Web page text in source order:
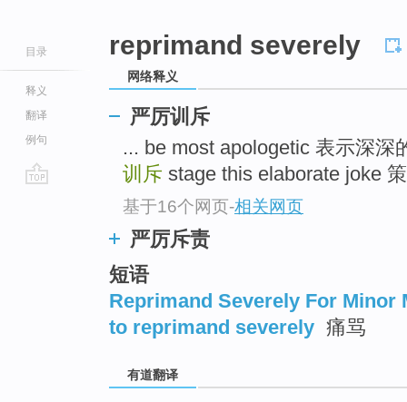
目录
释义
翻译
例句
reprimand severely
网络释义
严厉训斥
... be most apologetic 表示深深
训斥 stage this elaborate joke
基于16个网页-相关网页
严厉斥责
短语
Reprimand Severely For Minor
to reprimand severely 痛骂
有道翻译